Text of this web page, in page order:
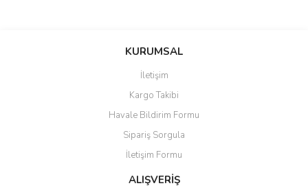
KURUMSAL
İletişim
Kargo Takibi
Havale Bildirim Formu
Sipariş Sorgula
İletişim Formu
ALIŞVERİŞ